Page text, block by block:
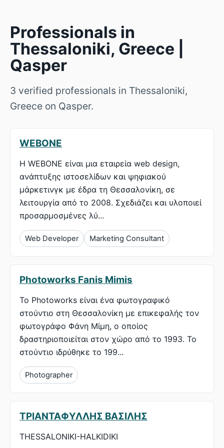
Professionals in
Thessaloniki, Greece |
Qasper
3 verified professionals in Thessaloniki,
Greece on Qasper.
WEBONE
Η WEBONE είναι μια εταιρεία web design,
ανάπτυξης ιστοσελίδων και ψηφιακού
μάρκετινγκ με έδρα τη Θεσσαλονίκη, σε
λειτουργία από το 2008. Σχεδιάζει και υλοποιεί
προσαρμοσμένες λύ...
Web Developer Marketing Consultant
Photoworks Fanis Mimis
Το Photoworks είναι ένα φωτογραφικό
στούντιο στη Θεσσαλονίκη με επικεφαλής τον
φωτογράφο Φάνη Μίμη, ο οποίος
δραστηριοποιείται στον χώρο από το 1993. Το
στούντιο ιδρύθηκε το 199...
Photographer
ΤΡΙΑΝΤΑΦΥΛΛΗΣ ΒΑΣΙΛΗΣ
THESSALONIKI-HALKIDIKI